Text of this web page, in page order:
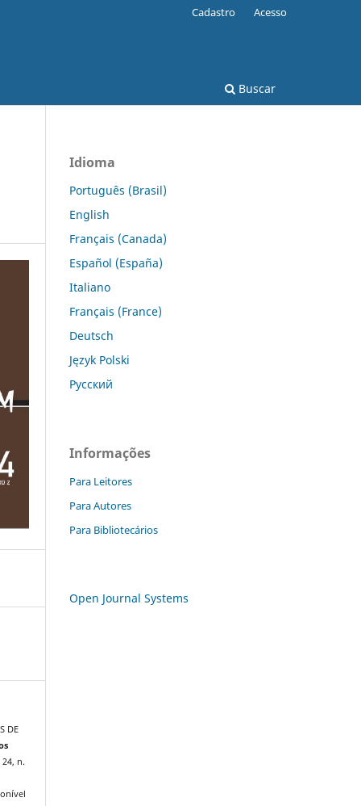
Buscar
Cadastro Acesso
DE
n.
Idioma
Português (Brasil)
English
Français (Canada)
Español (España)
Italiano
Français (France)
Deutsch
Język Polski
Русский
Informações
Para Leitores
Para Autores
Para Bibliotecários
Open Journal Systems